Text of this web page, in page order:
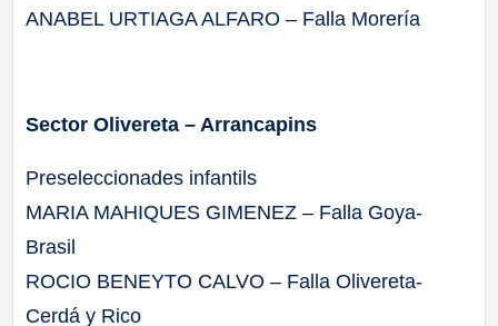
ANABEL URTIAGA ALFARO – Falla Morería
Sector Olivereta – Arrancapins
Preseleccionades infantils
MARIA MAHIQUES GIMENEZ – Falla Goya-
Brasil
ROCIO BENEYTO CALVO – Falla Olivereta-
Cerdá y Rico